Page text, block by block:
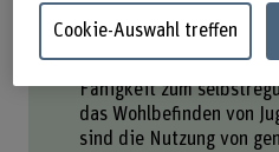
Das Projekt «Thrive»
Auswirkungen der
Fähigkeit zum
das Wohlbefinden von
sind die Nutzung von
Cookie-Auswahl treffen